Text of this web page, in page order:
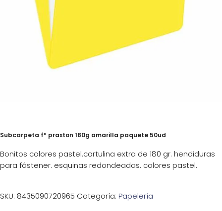
Subcarpeta fº praxton 180g amarilla paquete 50ud
Bonitos colores pastel.cartulina extra de 180 gr. hendiduras
para fástener. esquinas redondeadas. colores pastel.
SKU: 8435090720965 Categoría: Papelería